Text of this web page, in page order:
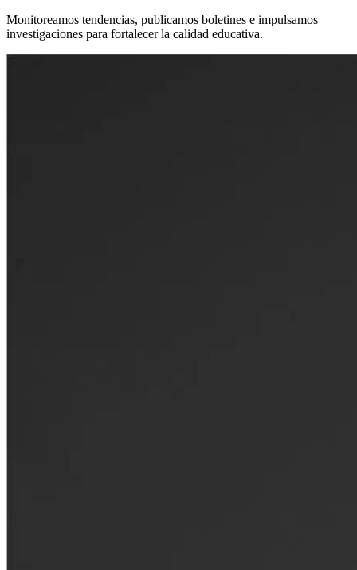
Monitoreamos tendencias, publicamos boletines e impulsamos
investigaciones para fortalecer la calidad educativa.